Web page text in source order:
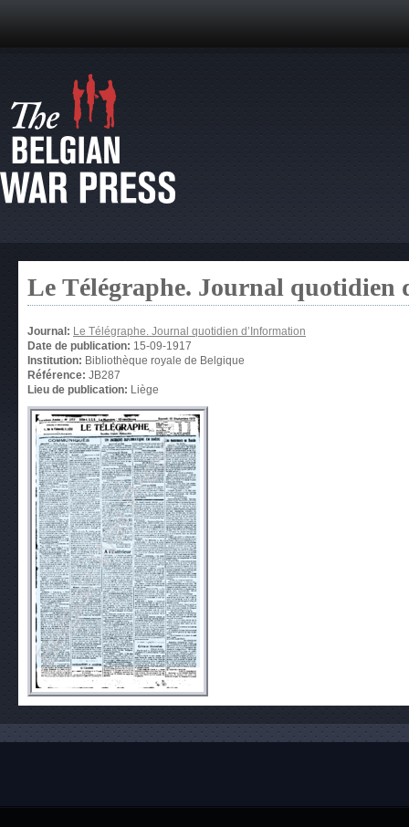
Le Télégraphe. Journal quotidien
Journal: Le Télégraphe. Journal quotidien d’Information
Date de publication: 15-09-1917
Institution: Bibliothèque royale de Belgique
Référence: JB287
Lieu de publication: Liège